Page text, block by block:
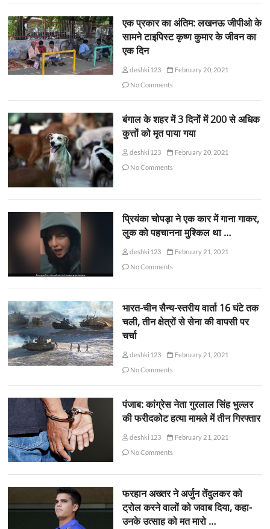
एक प्रकार का अंतिम: लखनऊ जीपीओ के
सामने टाइपिस्ट कृष्ण कुमार के जीवन का
एक दिन
deshki123
February 20, 2021
No Comments
बंगाल के शहर में 3 दिनों में 200 से अधिक
कुत्तों को मृत पाया गया
deshki123
February 20, 2021
No Comments
प्रियंका चोपड़ा ने एक कार में गाना गाकर,
लुक को पहचानना मुश्किल था …
deshki123
February 21, 2021
No Comments
भारत-चीन सैन्य-स्तरीय वार्ता 16 घंटे तक
चली, तीन क्षेत्रों से सेना की वापसी पर
चर्चा
deshki123
February 21, 2021
No Comments
पंजाब: कांग्रेस नेता गुरलाल सिंह भुल्लर
की फरीदकोट हत्या मामले में तीन गिरफ्तार
deshki123
February 21, 2021
No Comments
फरहान अख्तर ने अर्जुन तेंदुलकर को
ट्रोल करने वालों को जवाब दिया, कहा-
उनके उत्साह को मत मारो …